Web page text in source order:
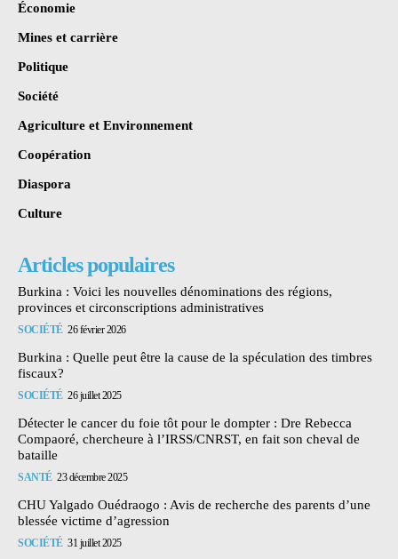
Économie
Mines et carrière
Politique
Société
Agriculture et Environnement
Coopération
Diaspora
Culture
Articles populaires
Burkina : Voici les nouvelles dénominations des régions,
provinces et circonscriptions administratives
SOCIÉTÉ 26 février 2026
Burkina : Quelle peut être la cause de la spéculation des timbres
fiscaux?
SOCIÉTÉ 26 juillet 2025
Détecter le cancer du foie tôt pour le dompter : Dre Rebecca
Compaoré, chercheure à l’IRSS/CNRST, en fait son cheval de
bataille
SANTÉ 23 décembre 2025
CHU Yalgado Ouédraogo : Avis de recherche des parents d’une
blessée victime d’agression
SOCIÉTÉ 31 juillet 2025